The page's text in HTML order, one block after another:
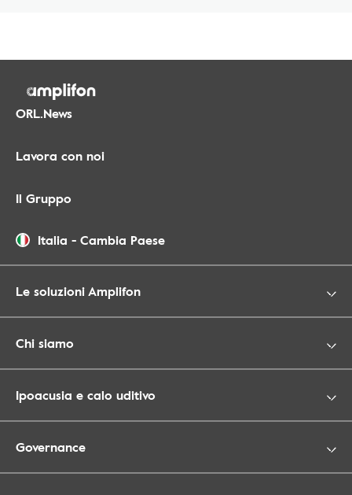
ORL.News
Lavora con noi
Il Gruppo
Italia - Cambia Paese
Le soluzioni Amplifon
Chi siamo
Ipoacusia e calo uditivo
Governance